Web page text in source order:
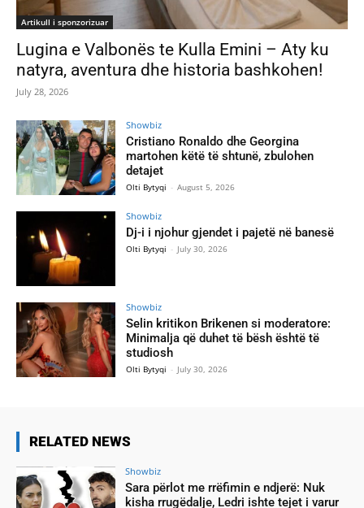
Artikull i sponzorizuar
Lugina e Valbonës te Kulla Emini – Aty ku
natyra, aventura dhe historia bashkohen!
July 28, 2026
Showbiz
Cristiano Ronaldo dhe Georgina
martohen këtë të shtunë, zbulohen
detajet
Olti Bytyqi - August 5, 2026
Showbiz
Dj-i i njohur gjendet i pajetë në banesë
Olti Bytyqi - July 30, 2026
Showbiz
Selin kritikon Brikenen si moderatore:
Minimalja që duhet të bësh është të
studiosh
Olti Bytyqi - July 30, 2026
RELATED NEWS
Showbiz
Sara përlot me rrëfimin e ndjerë: Nuk
kisha rrugëdalje, Ledri ishte tejet i varur